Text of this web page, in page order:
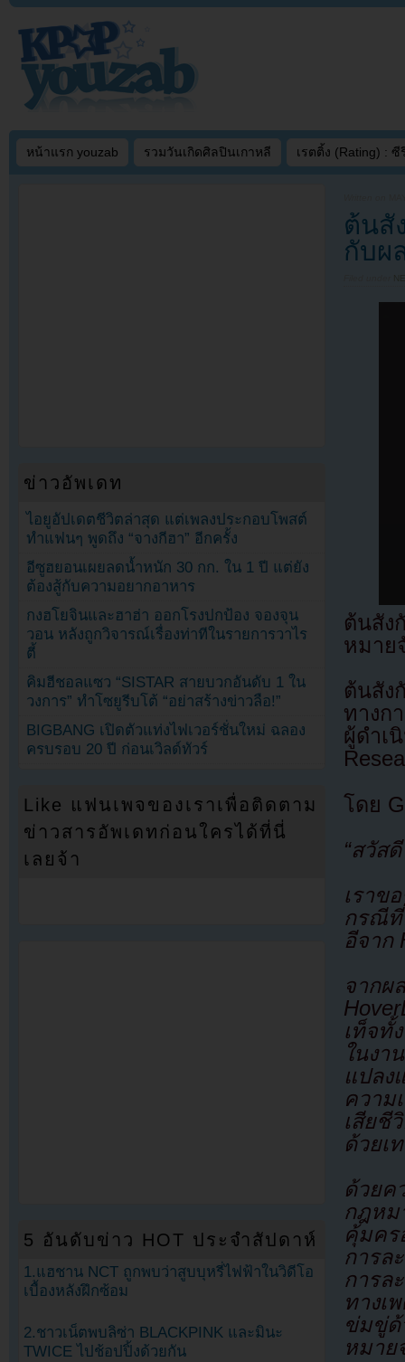
หน้าแรก youzab รวมวันเกิดศิลปินเกาหลี เรตติ้ง (Rating) : ซี
ต้นสั
กับผ
ต้นสั
หมาย
ต้นสัง
ทางก
ผู้ดำ
โดย
“สวัส
เราข
กรณีที่
อีจาก
จากผ
เท็จทั้
ในงา
แปลง
ความ
เสียชี
ด้วยเ
ด้วยค
กฎหม
คุ้มคร
การล
การล
ทางเ
ข่มขู่
หมาย
ข่าวอัพเดท
ไอยูอัปเดตชีวิตล่าสุด แต่เพลงประกอบโพสต์
ทำแฟนๆ พูดถึง “จางกีฮา” อีกครั้ง
อีซูฮยอนเผยลดน้ำหนัก 30 กก. ใน 1 ปี แต่ยัง
ต้องสู้กับความอยากอาหาร
กงฮโยจินและฮาฮ่า ออกโรงปกป้อง จองจุน
วอน หลังถูกวิจารณ์เรื่องท่าทีในรายการวาไร
ตี้
คิมฮีชอลแซว “SISTAR สายบวกอันดับ 1 ใน
วงการ” ทำโซยูรีบโต้ “อย่าสร้างข่าวลือ!”
BIGBANG เปิดตัวแท่งไฟเวอร์ชั่นใหม่ ฉลอง
ครบรอบ 20 ปี ก่อนเวิลด์ทัวร์
Like แฟนเพจของเราเพื่อติดตาม
ข่าวสารอัพเดทก่อนใครได้ที่นี่
เลยจ้า
5 อันดับข่าว HOT ประจำสัปดาห์
1.แฮชาน NCT ถูกพบว่าสูบบุหรี่ไฟฟ้าในวิดีโอ
เบื้องหลังฝึกซ้อม
2.ชาวเน็ตพบลิซ่า BLACKPINK และมินะ
TWICE ไปช้อปปิ้งด้วยกัน